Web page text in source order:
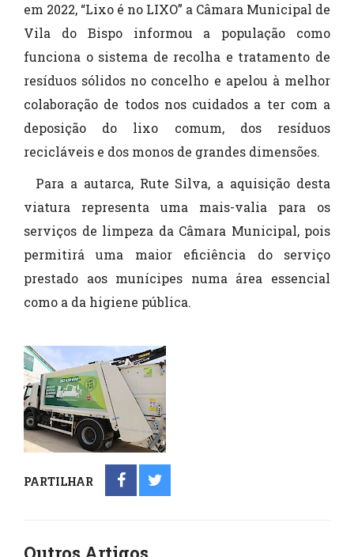
em 2022, “Lixo é no LIXO” a Câmara Municipal de
Vila do Bispo informou a população como
funciona o sistema de recolha e tratamento de
resíduos sólidos no concelho e apelou à melhor
colaboração de todos nos cuidados a ter com a
deposição do lixo comum, dos resíduos
recicláveis e dos monos de grandes dimensões.
Para a autarca, Rute Silva, a aquisição desta
viatura representa uma mais-valia para os
serviços de limpeza da Câmara Municipal, pois
permitirá uma maior eficiência do serviço
prestado aos munícipes numa área essencial
como a da higiene pública.
PARTILHAR